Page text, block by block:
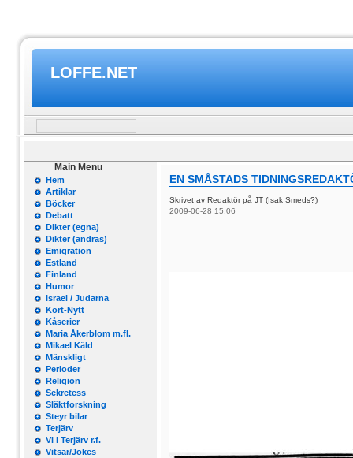
LOFFE.NET
Main Menu
Hem
Artiklar
Böcker
Debatt
Dikter (egna)
Dikter (andras)
Emigration
Estland
Finland
Humor
Israel / Judarna
Kort-Nytt
Kåserier
Maria Åkerblom m.fl.
Mikael Käld
Mänskligt
Perioder
Religion
Sekretess
Släktforskning
Steyr bilar
Terjärv
Vi i Terjärv r.f.
Vitsar/Jokes
EN SMÅSTADS
Skrivet av Redaktör på JT (Isak Smeds?)
2009-06-28 15:06